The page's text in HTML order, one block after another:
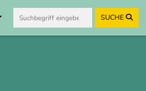
SUCHE